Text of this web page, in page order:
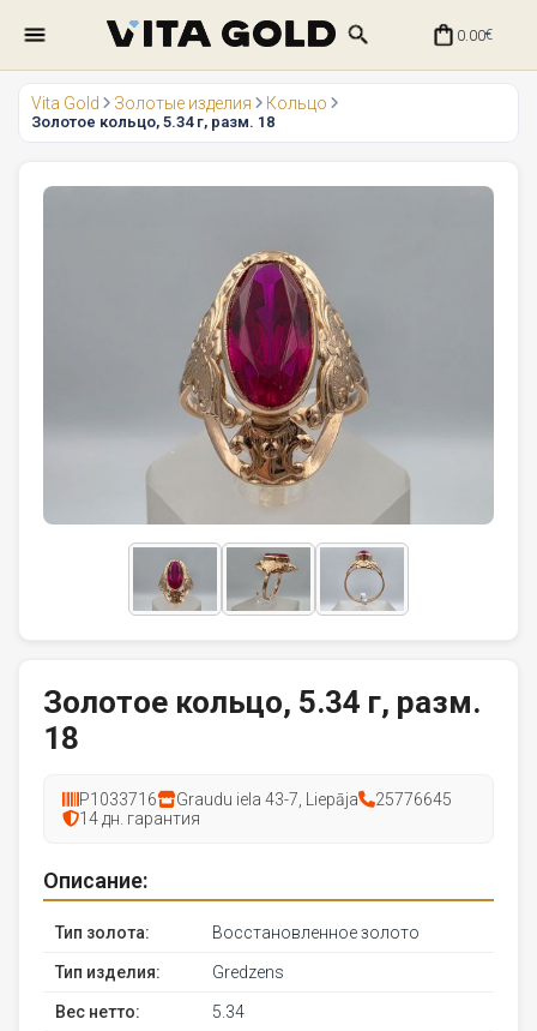
0.00€
Vita Gold Золотые изделия Кольцо
Золотое кольцо, 5.34 г, разм. 18
Золотое кольцо, 5.34 г, разм.
18
P1033716 Graudu iela 43-7, Liepāja
25776645
14 дн. гарантия
Описание:
Тип золота: Восстановленное золото
Тип изделия: Gredzens
Вес нетто: 5.34